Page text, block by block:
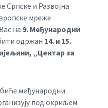
Српске и Развојна
мреже
на 9. Међународни
одржан 14. и 15.
„Центар за
међународни
под окриљем